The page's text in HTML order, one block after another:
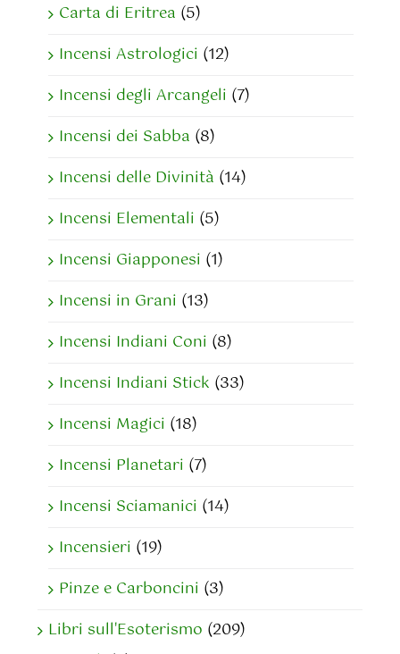
Carta di Eritrea (5)
Incensi Astrologici (12)
Incensi degli Arcangeli (7)
Incensi dei Sabba (8)
Incensi delle Divinità (14)
Incensi Elementali (5)
Incensi Giapponesi (1)
Incensi in Grani (13)
Incensi Indiani Coni (8)
Incensi Indiani Stick (33)
Incensi Magici (18)
Incensi Planetari (7)
Incensi Sciamanici (14)
Incensieri (19)
Pinze e Carboncini (3)
Libri sull'Esoterismo (209)